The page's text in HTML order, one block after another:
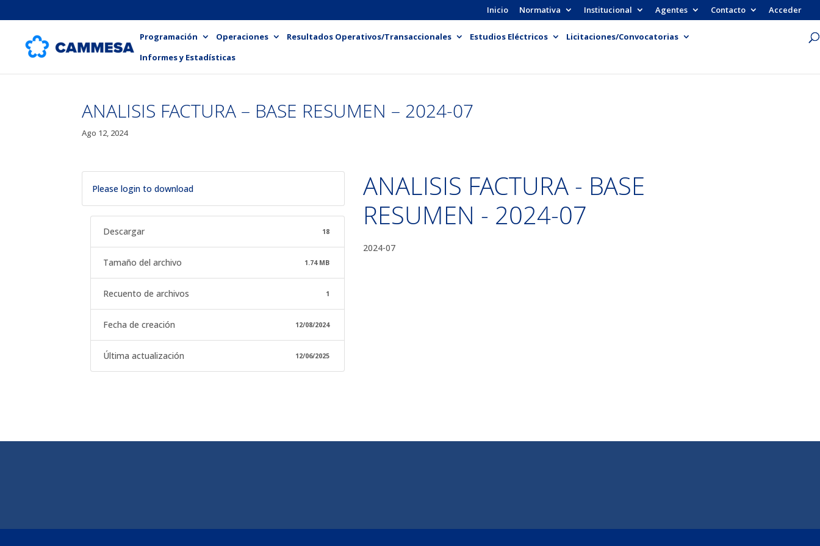
Inicio Normativa Institucional Agentes Contacto Acceder
Programación Operaciones Resultados Operativos/Transaccionales Estudios Eléctricos
Licitaciones/Convocatorias
Informes y Estadísticas
ANALISIS FACTURA – BASE RESUMEN – 2024-07
Ago 12, 2024
Please login to download
Descargar 18
Tamaño del archivo 1.74 MB
Recuento de archivos 1
Fecha de creación 12/08/2024
Última actualización 12/06/2025
ANALISIS FACTURA - BASE
RESUMEN - 2024-07
2024-07